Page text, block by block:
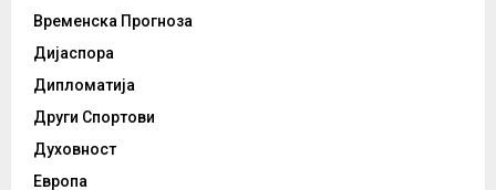
Временска Прогноза
Дијаспора
Дипломатија
Други Спортови
Духовност
Европа